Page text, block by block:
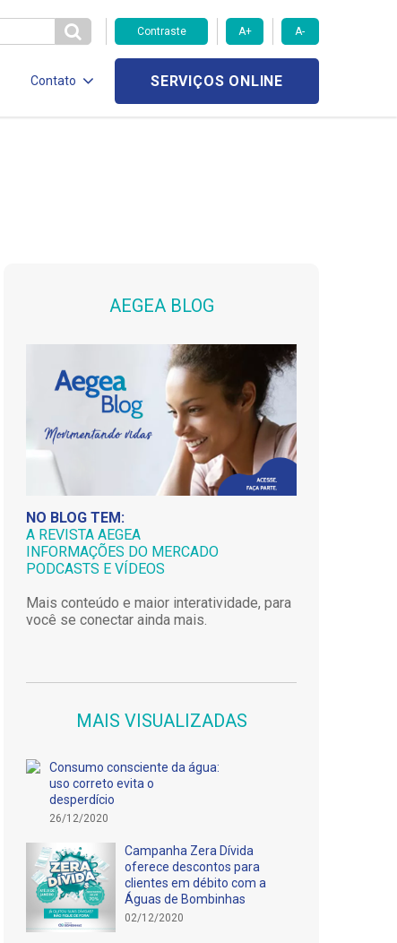
Contraste A+ A-
Contato SERVIÇOS ONLINE
AEGEA BLOG
NO BLOG TEM:
A REVISTA AEGEA
INFORMAÇÕES DO MERCADO
PODCASTS E VÍDEOS
Mais conteúdo e maior interatividade, para
você se conectar ainda mais.
MAIS VISUALIZADAS
Consumo consciente da água:
uso correto evita o
desperdício
26/12/2020
Campanha Zera Dívida
oferece descontos para
clientes em débito com a
Águas de Bombinhas
02/12/2020